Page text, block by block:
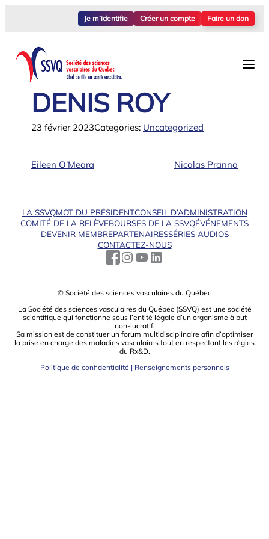
Je m’identifie Créer un compte Faire un don
DENIS ROY
23 février 2023Categories: Uncategorized
Eileen O’Meara Nicolas Pranno
LA SSVQMOT DU PRÉSIDENTCONSEIL D’ADMINISTRATION
COMITÉ DE LA RELÈVEBOURSES DE LA SSVQÉVÉNEMENTS
DEVENIR MEMBREPARTENAIRESSÉRIES AUDIOS
CONTACTEZ-NOUS
© Société des sciences vasculaires du Québec
La Société des sciences vasculaires du Québec (SSVQ) est une société
scientiﬁque qui fonctionne sous l’entité légale d’un organisme à but
non-lucratif.
Sa mission est de constituer un forum multidisciplinaire aﬁn d’optimiser
la prise en charge des maladies vasculaires tout en respectant les règles
du Rx&D.
Politique de confidentialité | Renseignements personnels